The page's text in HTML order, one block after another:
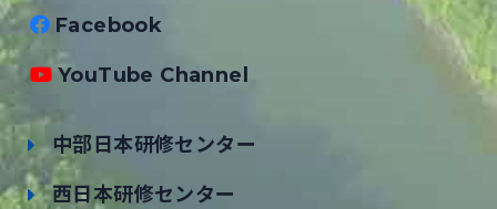
Facebook
YouTube Channel
中部日本研修センター
西日本研修センター